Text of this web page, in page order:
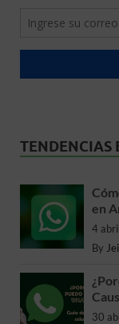
TENDENCIAS
en
4
By
30